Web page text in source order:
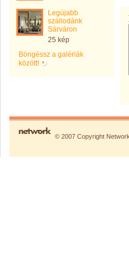
Legújabb
szállodánk
Sárváron
25 kép
Böngéssz a galériák
között!
© 2007 Copyright